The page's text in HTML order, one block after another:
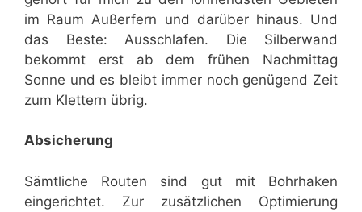
im Raum Außerfern und darüber hinaus. Und
das Beste: Ausschlafen. Die Silberwand
bekommt erst ab dem frühen Nachmittag
Sonne und es bleibt immer noch genügend Zeit
zum Klettern übrig.
Absicherung
Sämtliche Routen sind gut mit Bohrhaken
eingerichtet. Zur zusätzlichen Optimierung